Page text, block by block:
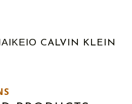
CALVIN KLEIN